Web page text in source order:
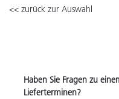
<< zurück zur Auswahl
Haben Sie Fragen zu
Lieferterminen?